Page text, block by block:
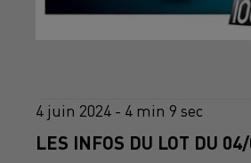
4 juin 2024 - 4 min 9 sec
LES INFOS DU LOT DU